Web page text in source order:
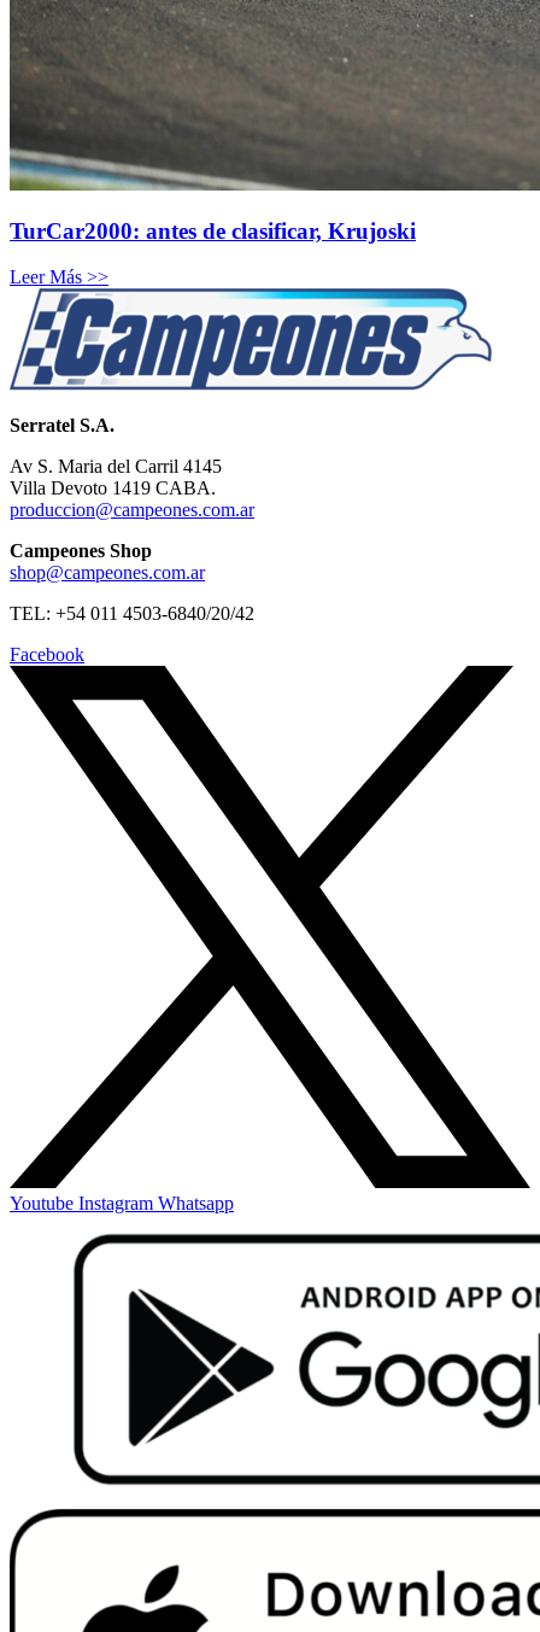
TurCar2000: antes de clasificar, Krujoski
Leer Más >>
Serratel S.A.
Av S. Maria del Carril 4145
Villa Devoto 1419 CABA.
produccion@campeones.com.ar
Campeones Shop
shop@campeones.com.ar
TEL: +54 011 4503-6840/20/42
Facebook
Youtube Instagram Whatsapp